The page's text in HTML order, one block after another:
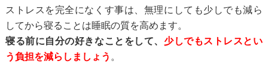
ストレスを完全になくす事は、無理にしても少しでも減ら
してから寝ることは睡眠の質を高めます。
寝る前に自分の好きなことをして、 少しでもストレスとい
う負担を減らしましょう 。